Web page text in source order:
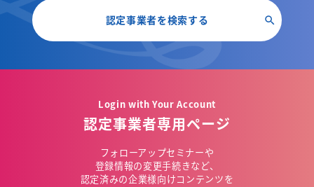
認定事業者を検索する
Login with Your Account
認定事業者専用ページ
フォローアップセミナーや
登録情報の変更手続きなど、
認定済みの企業様向けコンテンツを